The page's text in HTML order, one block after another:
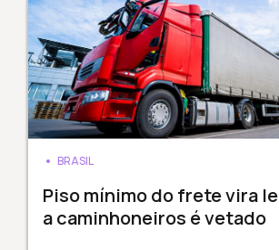
BRASIL
Piso mínimo do frete vira
a caminhoneiros é vetado